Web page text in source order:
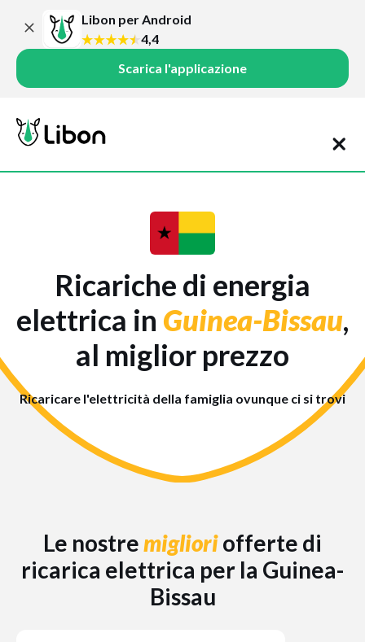
Libon per Android
4,4
Scarica l'applicazione
Ricariche di energia
elettrica in Guinea-Bissau,
al miglior prezzo
Ricaricare l'elettricità della famiglia ovunque ci si trovi
Le nostremiglioriofferte di
ricarica elettrica per la Guinea-
Bissau